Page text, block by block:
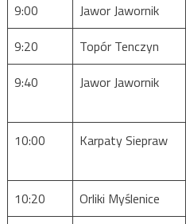
9:00
Jawor Jawornik
9:20
Topór Tenczyn
9:40
Jawor Jawornik
10:00
Karpaty Siepraw
10:20
Orliki Myślenice